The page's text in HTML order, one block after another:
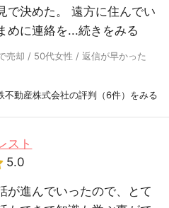
で決めた。 遠方に住んでい
めに連絡を...続きをみる
売却 / 50代女性 / 返信が早かった
不動産株式会社の評判（6件）をみる
スト
5.0
が進んでいったので、とて